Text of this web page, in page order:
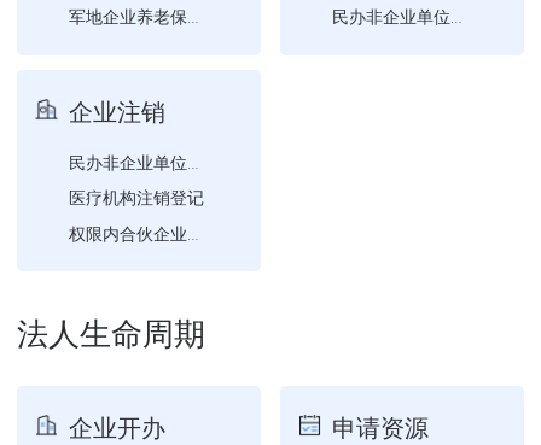
军地企业养老保险关系转移... 民办非企业单位的变更登记...
企业注销
民办非企业单位注销登记
医疗机构注销登记
法人生命周期
企业开办 申请资源